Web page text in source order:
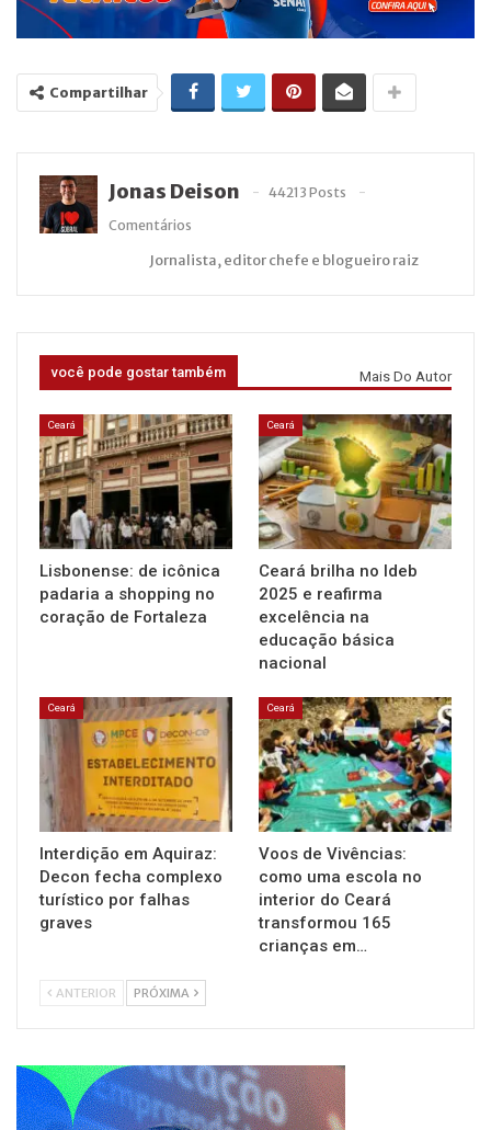
Compartilhar
Jonas Deison
44213 Posts
Comentários
Jornalista, editor chefe e blogueiro raiz
você pode gostar também Mais Do Autor
Ceará
Lisbonense: de icônica
padaria a shopping no
coração de Fortaleza
Ceará
Ceará brilha no Ideb
2025 e reafirma
excelência na
educação básica
nacional
Ceará
Interdição em Aquiraz:
Decon fecha complexo
turístico por falhas
graves
Ceará
Voos de Vivências:
como uma escola no
interior do Ceará
transformou 165
crianças em…
ANTERIOR PRÓXIMA